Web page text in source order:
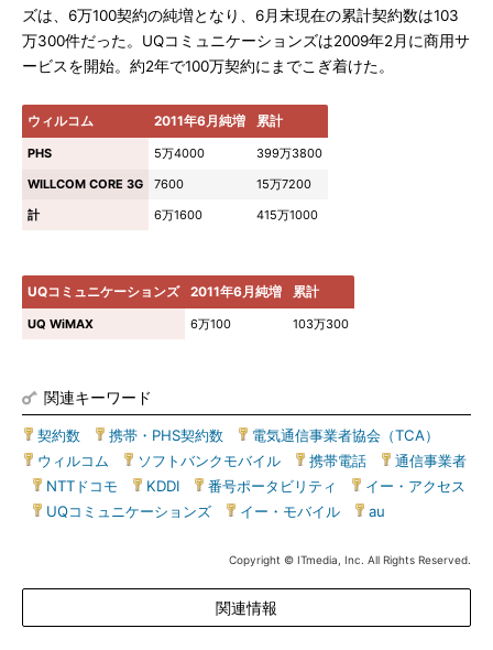
ズは、6万100契約の純増となり、6月末現在の累計契約数は103
万300件だった。UQコミュニケーションズは2009年2月に商用サ
ービスを開始。約2年で100万契約にまでこぎ着けた。
ウィルコム 2011年6月純増 累計
PHS 5万4000
399万3800
WILLCOM CORE 3G
7600
15万7200
計
6万1600 415万1000
UQコミュニケーションズ 2011年6月純増 累計
UQ WiMAX 6万100 103万300
関連キーワード
契約数 携帯・PHS契約数 電気通信事業者協会（TCA）
ウィルコム
ソフトバンクモバイル 携帯電話
通信事業者
NTTドコモ KDDI 番号ポータビリティ
イー・アクセス
UQコミュニケーションズ イー・モバイル au
Copyright © ITmedia, Inc. All Rights Reserved.
関連情報